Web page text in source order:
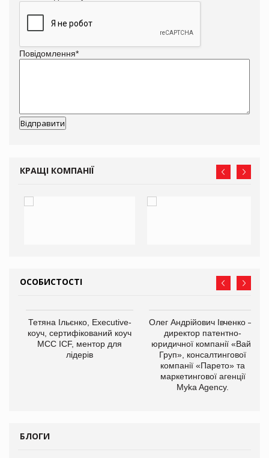
Повідомлення*
КРАЩІ КОМПАНІЇ
ОСОБИСТОСТІ
Тетяна Ільєнко, Executive-
коуч, сертифікований коуч
МСС ICF, ментор для
лідерів
Олег Андрійович Івченко —
директор патентно-
юридичної компанії «Вайз
Груп», консалтингової
компанії «Парето» та
маркетингової агенції
Myka Agency.
БЛОГИ